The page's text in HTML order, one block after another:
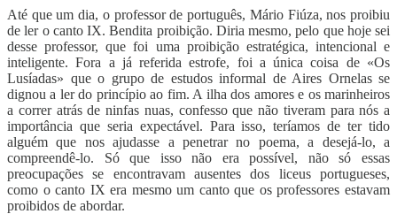
Até que um dia, o professor de português, Mário Fiúza, nos proibiu
de ler o canto IX. Bendita proibição. Diria mesmo, pelo que hoje sei
desse professor, que foi uma proibição estratégica, intencional e
inteligente. Fora a já referida estrofe, foi a única coisa de «Os
Lusíadas» que o grupo de estudos informal de Aires Ornelas se
dignou a ler do princípio ao fim. A ilha dos amores e os marinheiros
a correr atrás de ninfas nuas, confesso que não tiveram para nós a
importância que seria expectável. Para isso, teríamos de ter tido
alguém que nos ajudasse a penetrar no poema, a desejá-lo, a
compreendê-lo. Só que isso não era possível, não só essas
preocupações se encontravam ausentes dos liceus portugueses,
como o canto IX era mesmo um canto que os professores estavam
proibidos de abordar.